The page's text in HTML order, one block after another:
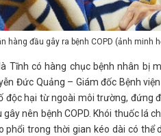
hàng đầu gây ra bệnh COPD (ảnh minh
Tĩnh có hàng chục bệnh nhân bị
Đức Quảng – Giám đốc Bệnh
độc hại từ ngoài môi trường, đứng
gây nên bệnh COPD. Khói thuốc lá
phổi trong thời gian kéo dài có thể